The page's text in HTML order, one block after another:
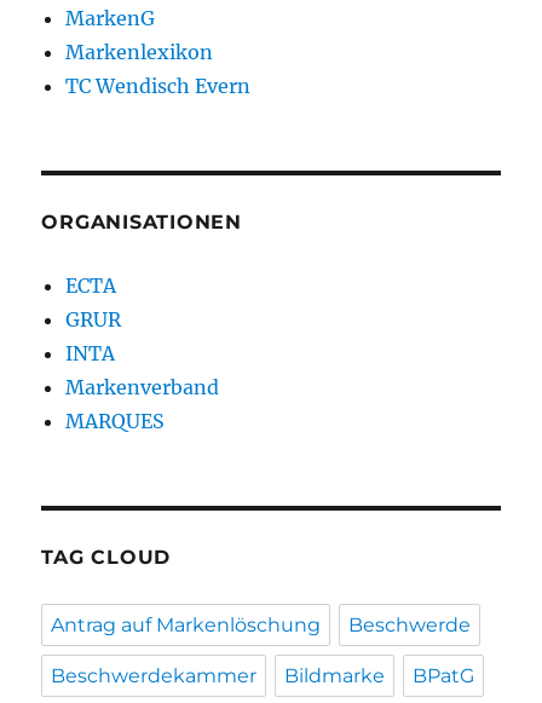
MarkenG
Markenlexikon
TC Wendisch Evern
ORGANISATIONEN
ECTA
GRUR
INTA
Markenverband
MARQUES
TAG CLOUD
Antrag auf Markenlöschung Beschwerde
Beschwerdekammer Bildmarke BPatG